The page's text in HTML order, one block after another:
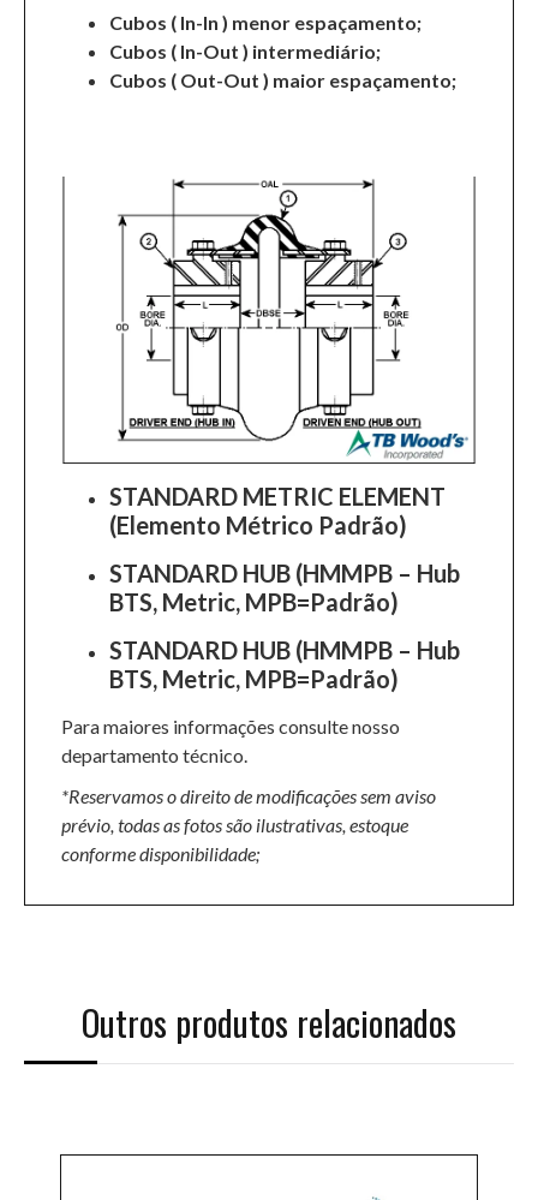
Cubos ( In-In ) menor espaçamento;
Cubos ( In-Out ) intermediário;
Cubos ( Out-Out ) maior espaçamento;
STANDARD METRIC ELEMENT
(Elemento Métrico Padrão)
STANDARD HUB (HMMPB – Hub
BTS, Metric, MPB=Padrão)
STANDARD HUB (HMMPB – Hub
BTS, Metric, MPB=Padrão)
Para maiores informações consulte nosso
departamento técnico.
*Reservamos o direito de modificações sem aviso
prévio, todas as fotos são ilustrativas, estoque
conforme disponibilidade;
Outros produtos relacionados